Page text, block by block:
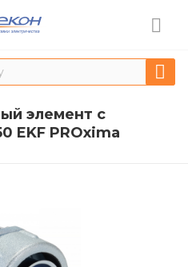
элемент с
EKF PROxima